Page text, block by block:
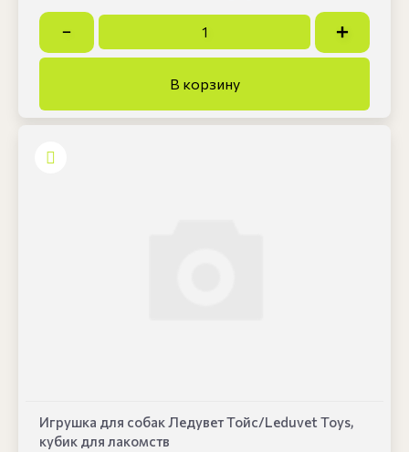
Игрушка для собак Ледувет Тойс/Leduvet Toys,
кубик для лакомств